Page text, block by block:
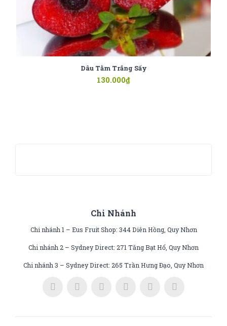
Dâu Tằm Trắng Sấy
130.000₫
Chi Nhánh
Chi nhánh 1 – Eus Fruit Shop: 344 Diên Hồng, Quy Nhơn
Chi nhánh 2 – Sydney Direct: 271 Tăng Bạt Hổ, Quy Nhơn
Chi nhánh 3 – Sydney Direct: 265 Trần Hưng Đạo, Quy Nhơn